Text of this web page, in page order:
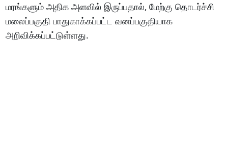
மரங்களும் அதிக அளவில் இருப்பதால், மேற்கு தொடர்ச்சி
மலைப்பகுதி பாதுகாக்கப்பட்ட வனப்பகுதியாக
அறிவிக்கப்பட்டுள்ளது.